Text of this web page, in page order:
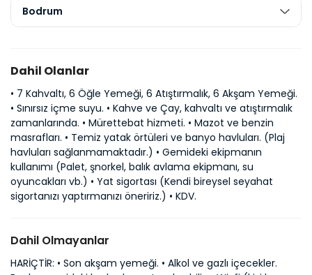
Bodrum
Dahil Olanlar
• 7 Kahvaltı, 6 Öğle Yemeği, 6 Atıştırmalık, 6 Akşam Yemeği.
• Sınırsız içme suyu. • Kahve ve Çay, kahvaltı ve atıştırmalık
zamanlarında. • Mürettebat hizmeti. • Mazot ve benzin
masrafları. • Temiz yatak örtüleri ve banyo havluları. (Plaj
havluları sağlanmamaktadır.) • Gemideki ekipmanın
kullanımı (Palet, şnorkel, balık avlama ekipmanı, su
oyuncakları vb.) • Yat sigortası (Kendi bireysel seyahat
sigortanızı yaptırmanızı öneririz.) • KDV.
Dahil Olmayanlar
HARİÇTİR: • Son akşam yemeği. • Alkol ve gazlı içecekler.